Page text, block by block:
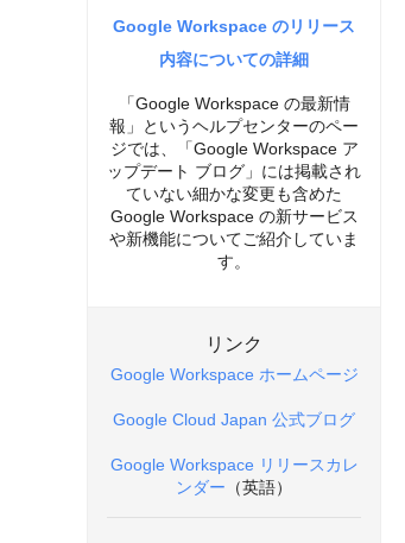
Google Workspace のリリース
内容についての詳細
「Google Workspace の最新情
報」というヘルプセンターのペー
ジでは、「Google Workspace ア
ップデート ブログ」には掲載され
ていない細かな変更も含めた
Google Workspace の新サービス
や新機能についてご紹介していま
す。
リンク
Google Workspace ホームページ
Google Cloud Japan 公式ブログ
Google Workspace リリースカレ
ンダー （英語）